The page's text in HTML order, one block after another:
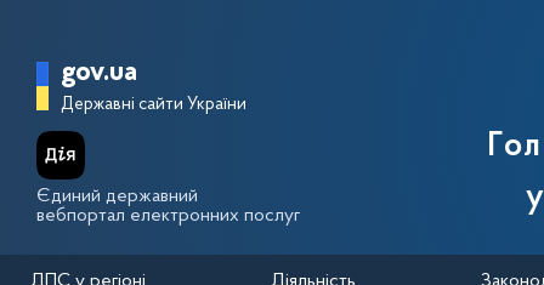
Головна сторінка Державної
gov.ua
Державні сайти України
Єдиний державний
вебпортал електронних послуг